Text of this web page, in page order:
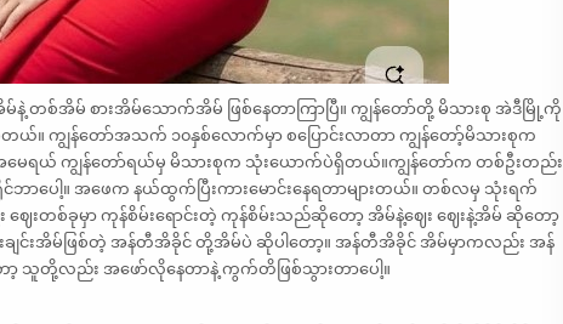
စ်အိမ် စားအိမ်သောက်အိမ် ဖြစ်နေတာကြာပြီ။ ကျွန်တော်တို့ မိသားစု အဲဒီမြို့ကို
ခဲ့တယ်။ ကျွန်တော်အသက် ၁၀နှစ်လောက်မှာ စပြောင်းလာတာ ကျွန်တော့်မိသားစုက
မေရယ် ကျွန်တော်ရယ်မှ မိသားစုက သုံးယောက်ပဲရှိတယ်။ကျွန်တော်က တစ်ဦးတည်း
ာပေါ့။ အဖေက နယ်ထွက်ပြီးကားမောင်းနေရတာများတယ်။ တစ်လမှ သုံးရက်
းတစ်ခုမှာ ကုန်စိမ်းရောင်းတဲ့ ကုန်စိမ်းသည်ဆိုတော့ အိမ်နဲ့ဈေး ဈေးနဲ့အိမ် ဆိုတော့
ချင်းအိမ်ဖြစ်တဲ့ အန်တီအိခိုင် တို့အိမ်ပဲ ဆိုပါတော့။ အန်တီအိခိုင် အိမ်မှာကလည်း အန်
သူတို့လည်း အဖော်လိုနေတာနဲ့ ကွက်တိဖြစ်သွားတာပေါ့။